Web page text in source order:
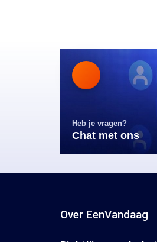
Heb je vragen?
Chat met ons
Over EenVandaag